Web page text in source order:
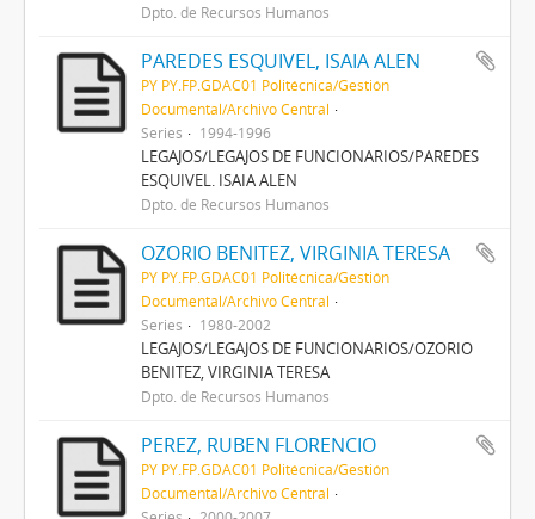
Dpto. de Recursos Humanos
PAREDES ESQUIVEL, ISAIA ALEN
PY PY.FP.GDAC01 Politécnica/Gestión
Documental/Archivo Central
Series
1994-1996
LEGAJOS/LEGAJOS DE FUNCIONARIOS/PAREDES
ESQUIVEL. ISAIA ALEN
Dpto. de Recursos Humanos
OZORIO BENITEZ, VIRGINIA TERESA
PY PY.FP.GDAC01 Politécnica/Gestión
Documental/Archivo Central
Series
1980-2002
LEGAJOS/LEGAJOS DE FUNCIONARIOS/OZORIO
BENITEZ, VIRGINIA TERESA
Dpto. de Recursos Humanos
PEREZ, RUBEN FLORENCIO
PY PY.FP.GDAC01 Politécnica/Gestión
Documental/Archivo Central